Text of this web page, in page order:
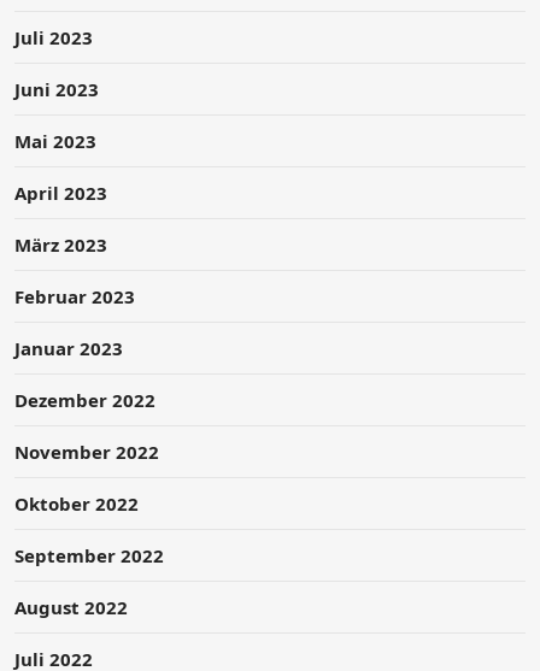
Juli 2023
Juni 2023
Mai 2023
April 2023
März 2023
Februar 2023
Januar 2023
Dezember 2022
November 2022
Oktober 2022
September 2022
August 2022
Juli 2022